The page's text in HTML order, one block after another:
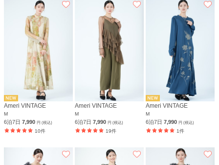
Ameri VINTAGE
M
6泊7日 7,990 円 (税込)
10件
Ameri VINTAGE
M
6泊7日7,990円 (税込)
19件
Ameri VINTAGE
M
6泊7日7,990円 (税込)
1件